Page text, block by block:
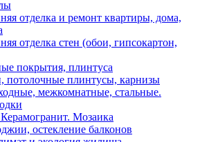
отделка и ремонт квартиры, дома,
отделка стен (обои, гипсокартон,
покрытия, плинтуса
потолочные плинтусы, карнизы
межкомнатные, стальные.
Мозаика
остекление балконов